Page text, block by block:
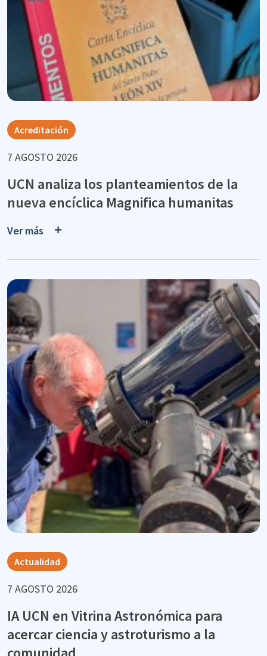
Acreditación
7 AGOSTO 2026
UCN analiza los planteamientos de la
nueva encíclica Magnifica humanitas
Ver más
Actualidad
7 AGOSTO 2026
IA UCN en Vitrina Astronómica para
acercar ciencia y astroturismo a la